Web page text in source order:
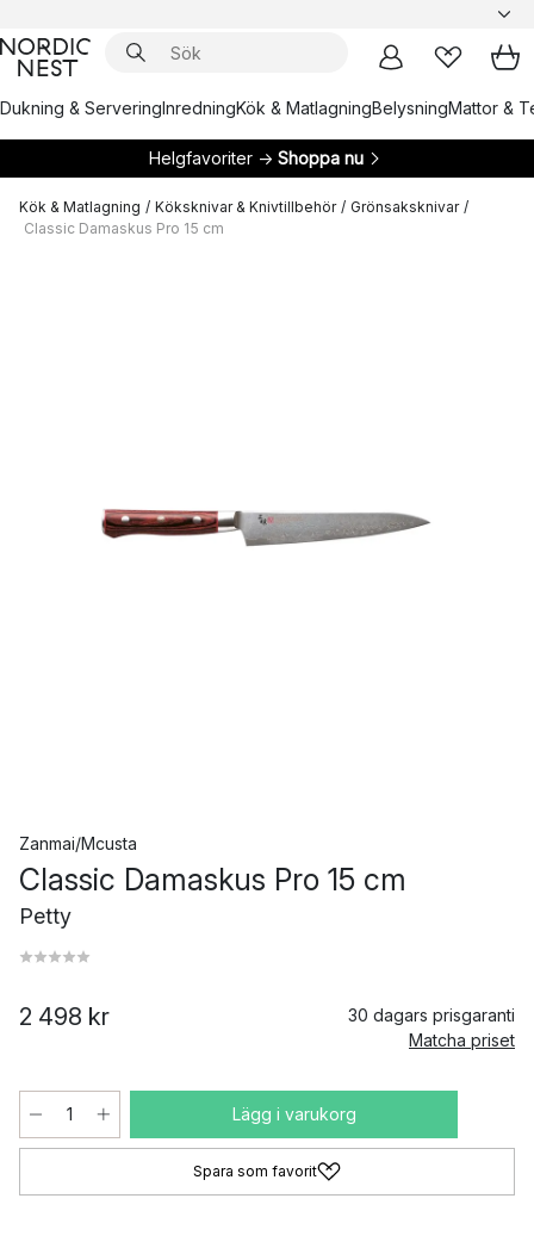
Dukning & ServeringInredningKök & MatlagningBelysningMattor &
Helgfavoriter → Shoppa nu
Kök & Matlagning / Köksknivar & Knivtillbehör / Grönsaksknivar /
Classic Damaskus Pro 15 cm
Zanmai/Mcusta
Classic Damaskus Pro 15 cm
Petty
2 498 kr
30 dagars prisgaranti
Matcha priset
Lägg i varukorg
Spara som favorit